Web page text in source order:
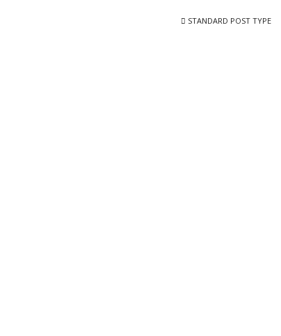
STANDARD POST TYPE